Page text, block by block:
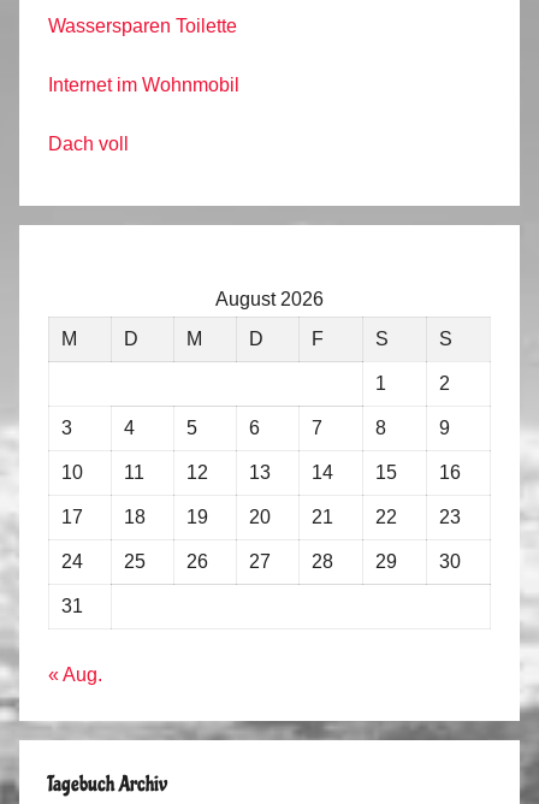
Wassersparen Toilette
Internet im Wohnmobil
Dach voll
August 2026
M
D M D F S S
1 2
3 4 5 6 7 8 9
10 11 12 13 14 15 16
17 18 19 20 21 22 23
24 25 26 27 28 29 30
31
« Aug.
Tagebuch Archiv